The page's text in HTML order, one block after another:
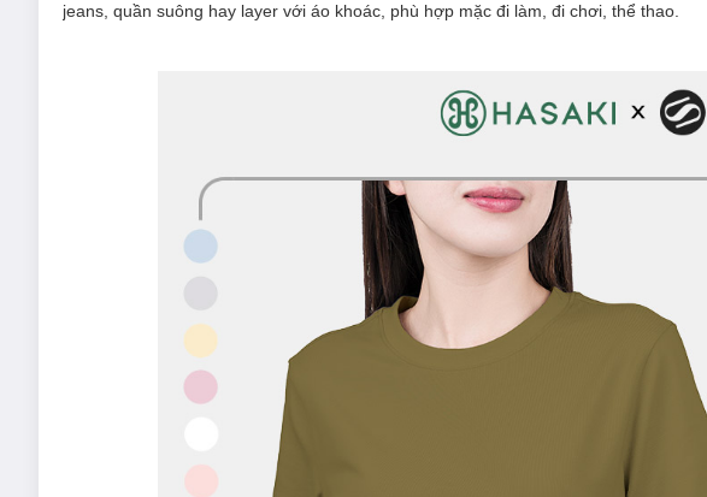
jeans, quần suông hay layer với áo khoác, phù hợp mặc đi làm, đi chơi, thể thao.